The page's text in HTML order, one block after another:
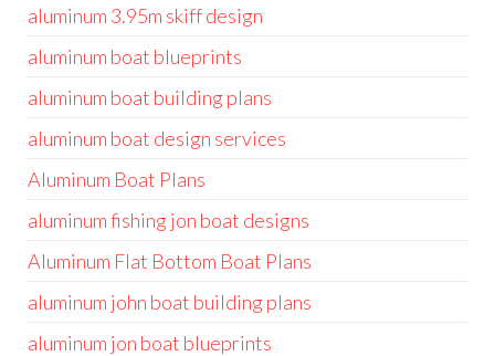
aluminum 3.95m skiff design
aluminum boat blueprints
aluminum boat building plans
aluminum boat design services
Aluminum Boat Plans
aluminum fishing jon boat designs
Aluminum Flat Bottom Boat Plans
aluminum john boat building plans
aluminum jon boat blueprints